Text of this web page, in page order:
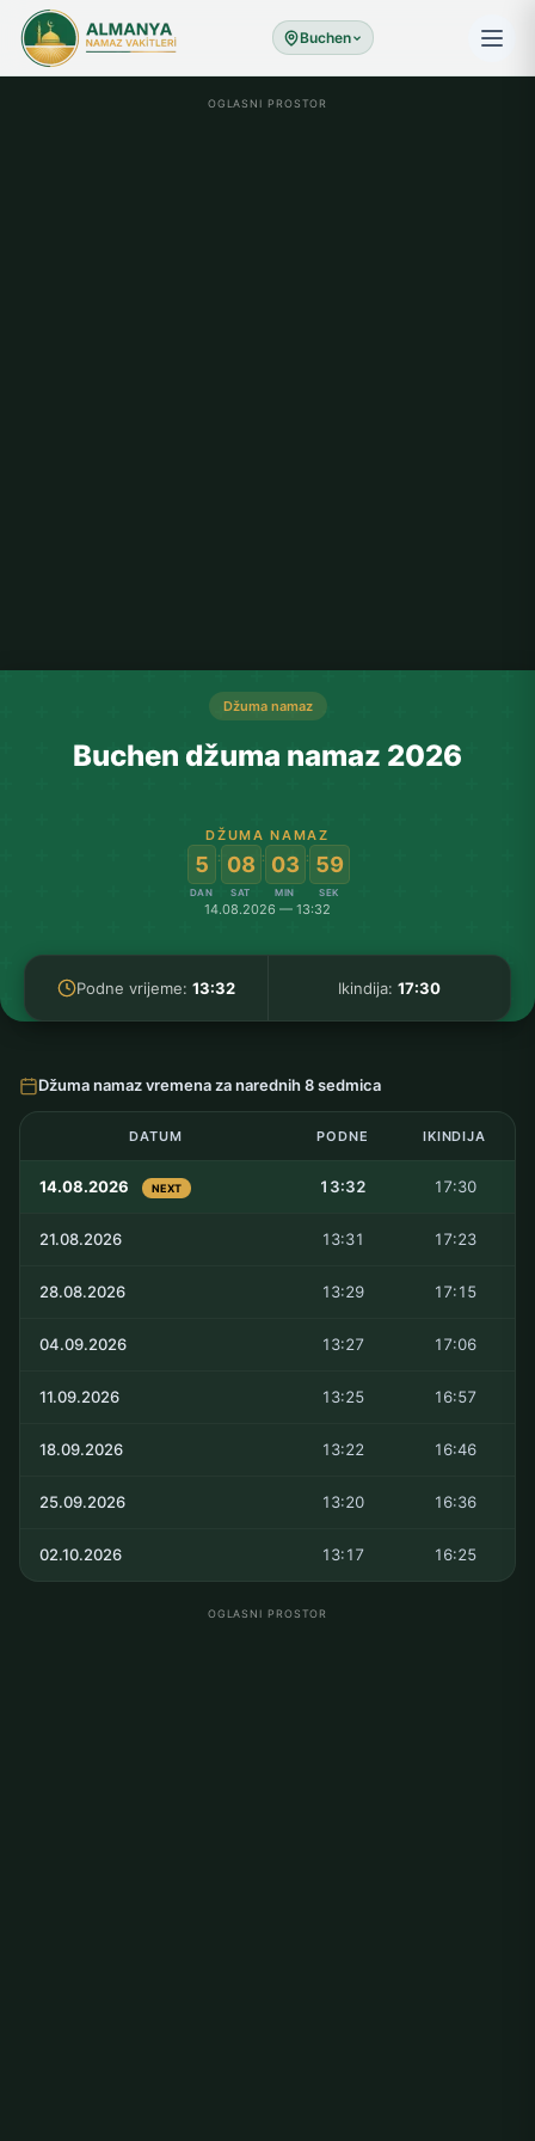
Buchen
OGLASNI PROSTOR
Džuma namaz
Buchen džuma namaz 2026
DŽUMA NAMAZ
5
DAN
: 08
SAT
: 03
MIN
: 58
SEK
14.08.2026 — 13:32
Podne vrijeme: 13:32 Ikindija: 17:30
Džuma namaz vremena za narednih 8 sedmica
DATUM PODNE IKINDIJA
14.08.2026 NEXT 13:32 17:30
21.08.2026 13:31 17:23
28.08.2026 13:29 17:15
04.09.2026 13:27 17:06
11.09.2026 13:25 16:57
18.09.2026 13:22 16:46
25.09.2026 13:20 16:36
02.10.2026 13:17 16:25
OGLASNI PROSTOR